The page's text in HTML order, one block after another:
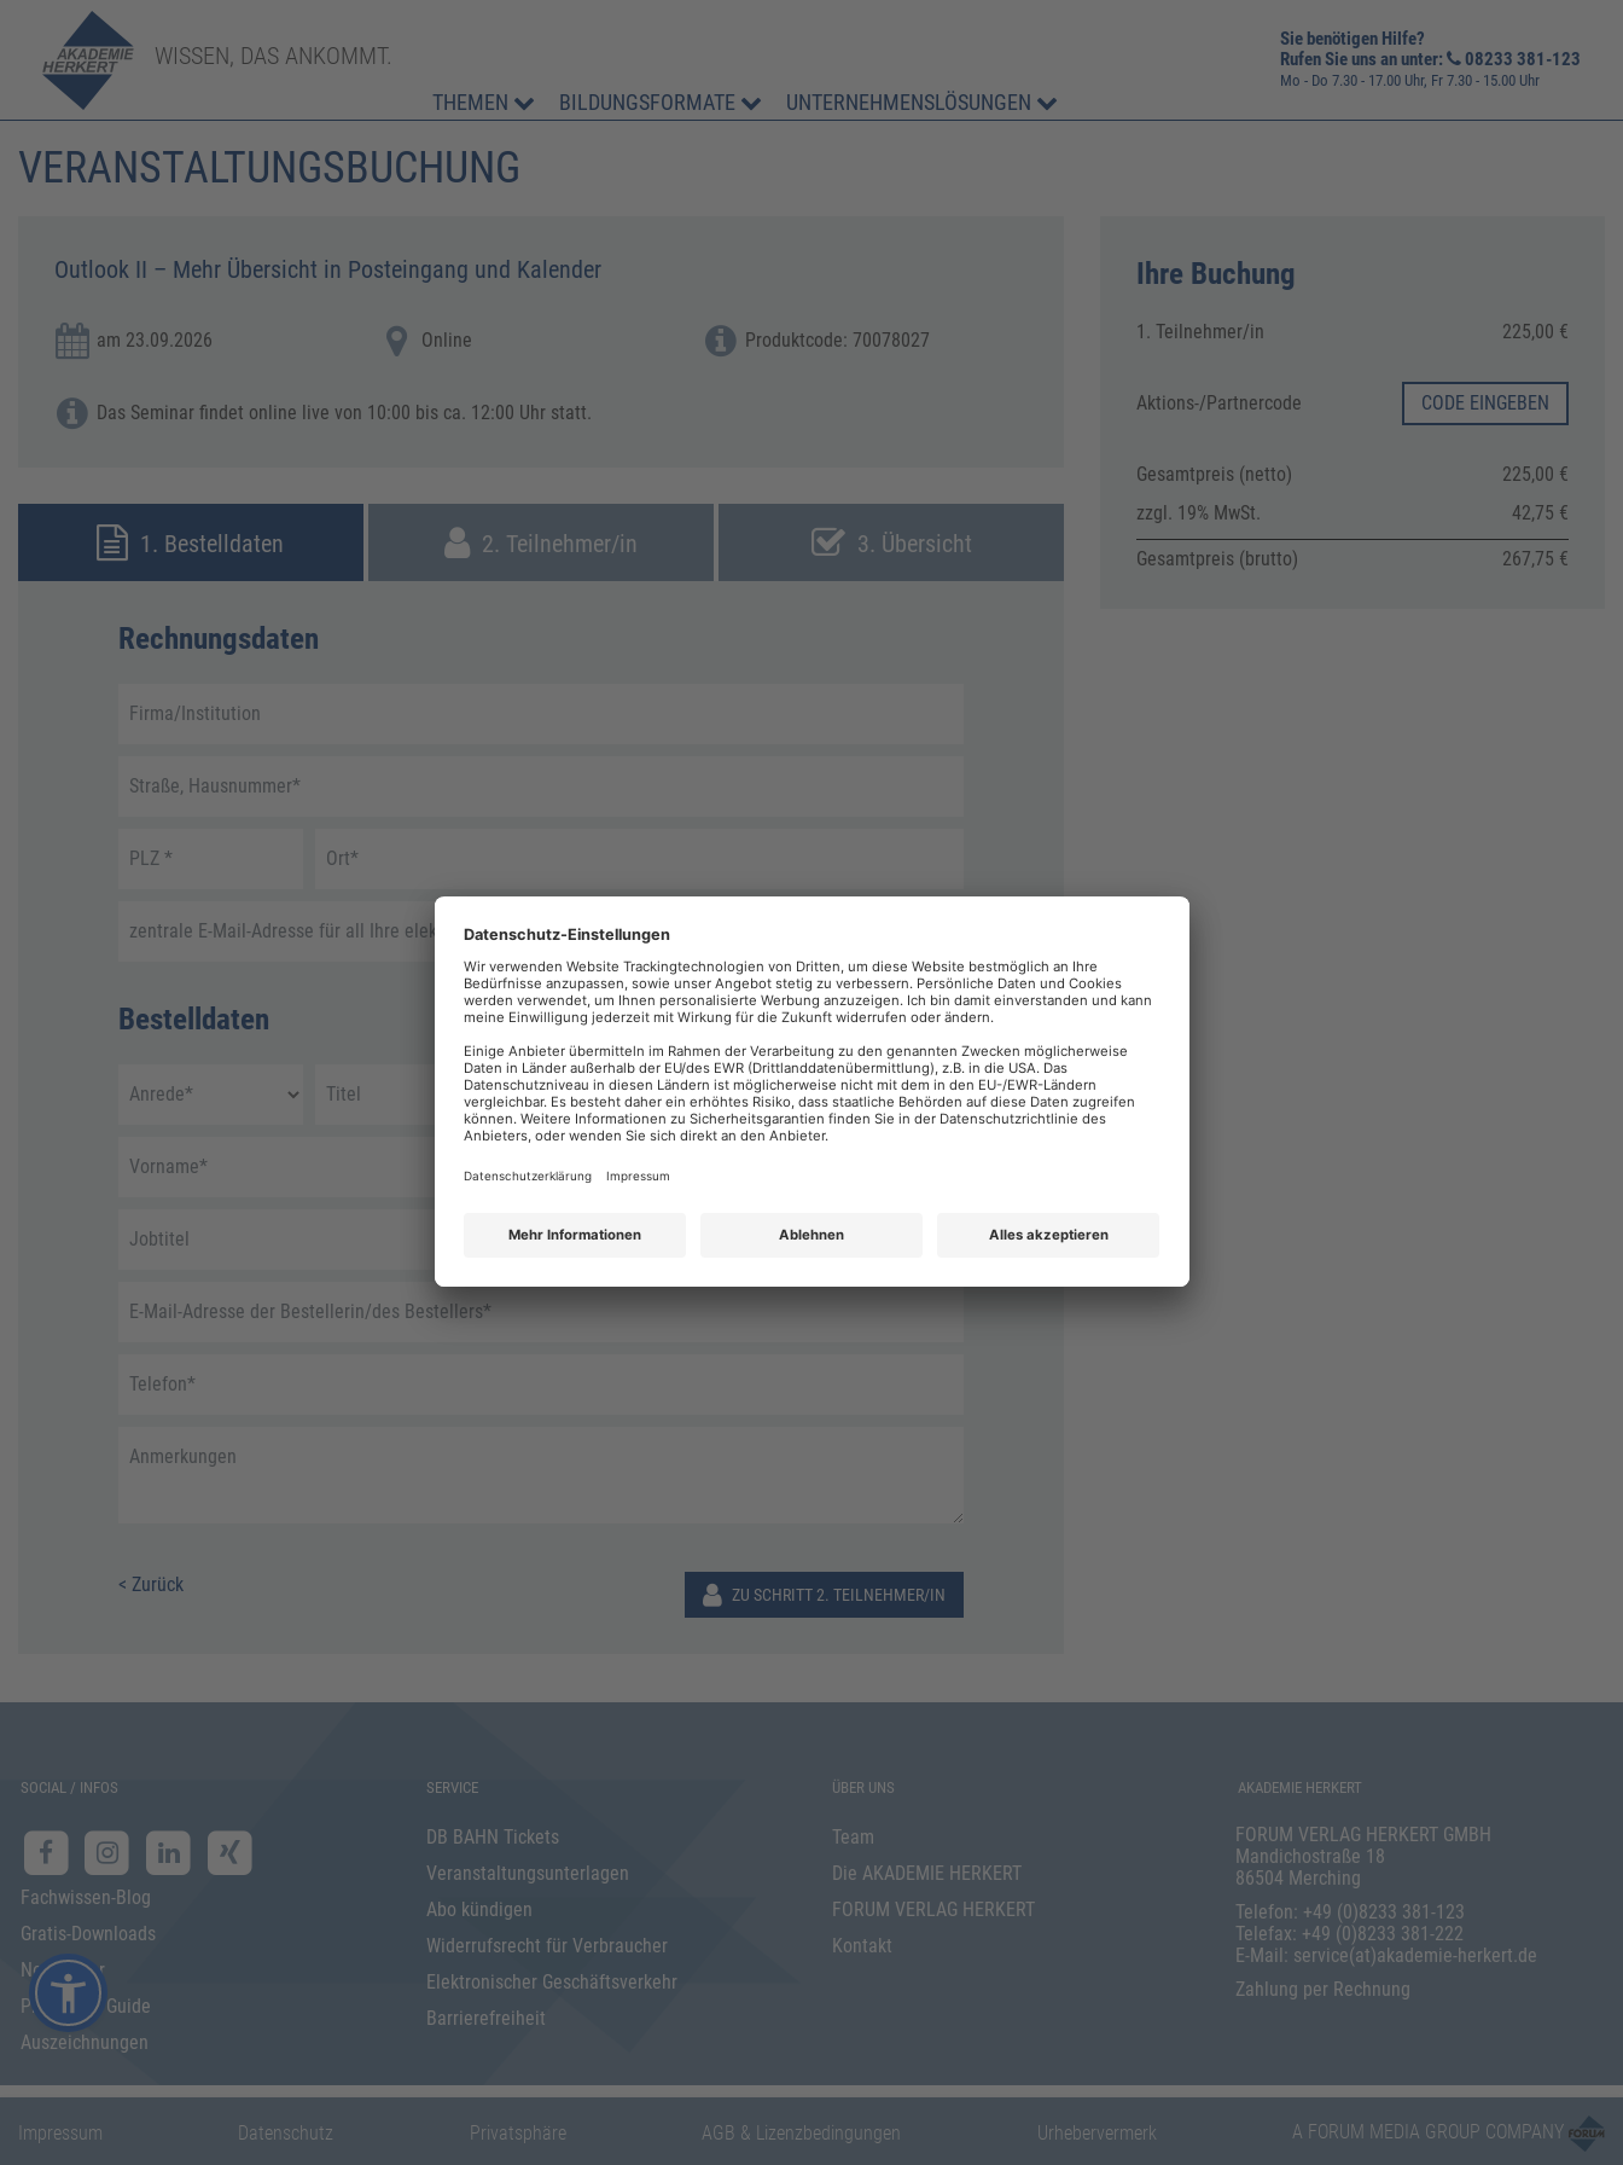
WISSEN, DAS ANKOMMT.
THEMEN BILDUNGSFORMATE UNTERNEHMENSLÖSUNGEN
Sie benötigen Hilfe?
Rufen Sie uns an unter:
08233 381-123
Mo - Do 7.30 - 17.00 Uhr, Fr 7.30 - 15.00 Uhr
VERANSTALTUNGSBUCHUNG
Outlook II – Mehr Übersicht in Posteingang und Kalender
am 23.09.2026 Online Produktcode: 70078027
Das Seminar findet online live von 10:00 bis ca. 12:00 Uhr statt.
1. Bestelldaten 2. Teilnehmer/in 3. Übersicht
Rechnungsdaten
Firma/Institution
Straße, Hausnummer*
PLZ * Ort*
zentrale E-Mail-Adresse für all Ihre elektronische Rechnungen
Bestelldaten
Anrede* Titel
Vorname* Nachname
Jobtitel
E-Mail-Adresse der Bestellerin/des Bestellers*
Telefon*
Anmerkungen
< Zurück ZU SCHRITT 2. TEILNEHMER/IN
Ihre Buchung
1. Teilnehmer/in 225,00 €
Aktions-/Partnercode CODE EINGEBEN
Gesamtpreis (netto)
225,00 €
zzgl. 19% MwSt.
42,75 €
Gesamtpreis (brutto)
267,75 €
SOCIAL / INFOS
Fachwissen-Blog
Gratis-Downloads
Newsletter
Programm Guide
Auszeichnungen
SERVICE
DB BAHN Tickets
Veranstaltungsunterlagen
Abo kündigen
Widerrufsrecht für Verbraucher
Elektronischer Geschäftsverkehr
Barrierefreiheit
ÜBER UNS
Team
Die AKADEMIE HERKERT
FORUM VERLAG HERKERT
Kontakt
AKADEMIE HERKERT
FORUM VERLAG HERKERT GMBH
Mandichostraße 18
86504 Merching
Telefon: +49 (0)8233 381-123
Telefax: +49 (0)8233 381-222
E-Mail: service(at)akademie-herkert.de
Zahlung per Rechnung
Impressum Datenschutz Privatsphäre AGB & Lizenzbedingungen Urhebervermerk A FORUM MEDIA GROUP COMPANY